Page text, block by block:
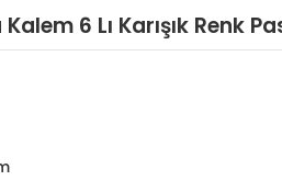
6 Lı Karışık Renk